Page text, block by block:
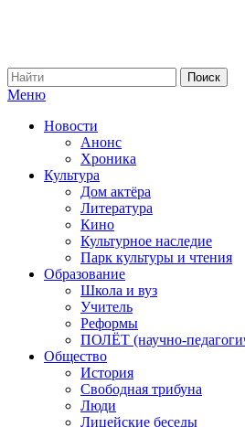
Меню
Новости
Анонс
Хроника
Культура
Дом актёра
Литература
Кино
Культурное наследие
Парк культуры и чтения
Образование
Школа и вуз
Учитель
Реформы
ПОЛЁТ (научно-
Общество
История
Свободная трибуна
Люди
Лицейские беседы